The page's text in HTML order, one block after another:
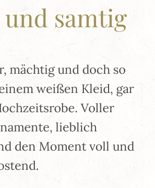
und samtig
mächtig und doch so
weißen Kleid, gar
Voller
lieblich
den Moment voll und